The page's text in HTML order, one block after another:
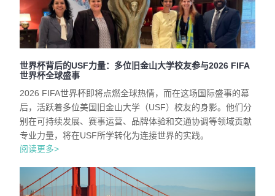
世界杯背后的USF力量：多位旧金山大学校友参与2026 FIFA
世界杯全球盛事
2026 FIFA世界杯即将点燃全球热情，而在这场国际盛事的幕
后，活跃着多位美国旧金山大学（USF）校友的身影。他们分
别在可持续发展、赛事运营、品牌体验和交通协调等领域贡献
专业力量，将在USF所学转化为连接世界的实践。
阅读更多>